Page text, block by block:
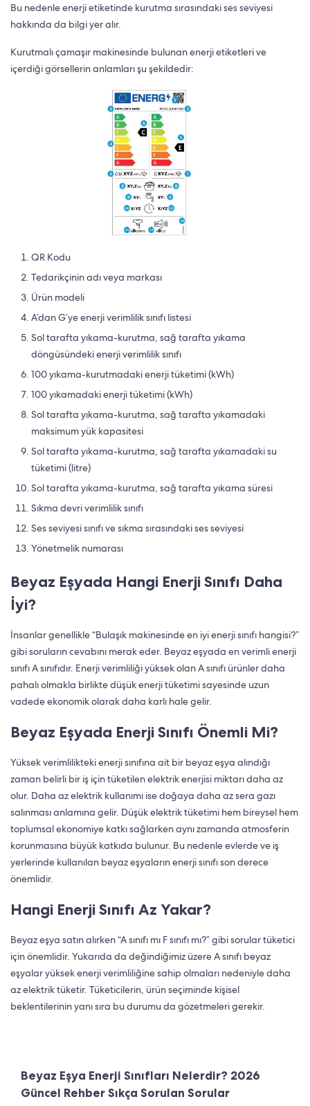
Bu nedenle enerji etiketinde kurutma sırasındaki ses seviyesi
hakkında da bilgi yer alır.
Kurutmalı çamaşır makinesinde bulunan enerji etiketleri ve
içerdiği görsellerin anlamları şu şekildedir:
QR Kodu
Tedarikçinin adı veya markası
Ürün modeli
A’dan G’ye enerji verimlilik sınıfı listesi
Sol tarafta yıkama-kurutma, sağ tarafta yıkama
döngüsündeki enerji verimlilik sınıfı
100 yıkama-kurutmadaki enerji tüketimi (kWh)
100 yıkamadaki enerji tüketimi (kWh)
Sol tarafta yıkama-kurutma, sağ tarafta yıkamadaki
maksimum yük kapasitesi
Sol tarafta yıkama-kurutma, sağ tarafta yıkamadaki su
tüketimi (litre)
Sol tarafta yıkama-kurutma, sağ tarafta yıkama süresi
Sıkma devri verimlilik sınıfı
Ses seviyesi sınıfı ve sıkma sırasındaki ses seviyesi
Yönetmelik numarası
Beyaz Eşyada Hangi Enerji Sınıfı Daha
İyi?
İnsanlar genellikle “Bulaşık makinesinde en iyi enerji sınıfı hangisi?”
gibi soruların cevabını merak eder. Beyaz eşyada en verimli enerji
sınıfı A sınıfıdır. Enerji verimliliği yüksek olan A sınıfı ürünler daha
pahalı olmakla birlikte düşük enerji tüketimi sayesinde uzun
vadede ekonomik olarak daha karlı hale gelir.
Beyaz Eşyada Enerji Sınıfı Önemli Mi?
Yüksek verimlilikteki enerji sınıfına ait bir beyaz eşya alındığı
zaman belirli bir iş için tüketilen elektrik enerjisi miktarı daha az
olur. Daha az elektrik kullanımı ise doğaya daha az sera gazı
salınması anlamına gelir. Düşük elektrik tüketimi hem bireysel hem
toplumsal ekonomiye katkı sağlarken aynı zamanda atmosferin
korunmasına büyük katkıda bulunur. Bu nedenle evlerde ve iş
yerlerinde kullanılan beyaz eşyaların enerji sınıfı son derece
önemlidir.
Hangi Enerji Sınıfı Az Yakar?
Beyaz eşya satın alırken “A sınıfı mı F sınıfı mı?” gibi sorular tüketici
için önemlidir. Yukarıda da değindiğimiz üzere A sınıfı beyaz
eşyalar yüksek enerji verimliliğine sahip olmaları nedeniyle daha
az elektrik tüketir. Tüketicilerin, ürün seçiminde kişisel
beklentilerinin yanı sıra bu durumu da gözetmeleri gerekir.
Beyaz Eşya Enerji Sınıfları Nelerdir? 2026
Güncel Rehber Sıkça Sorulan Sorular